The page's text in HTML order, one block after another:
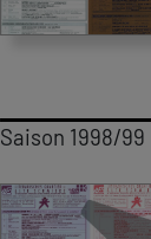
Saison 1998/99